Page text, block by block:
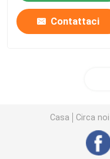
Contattaci
Casa Circa noi